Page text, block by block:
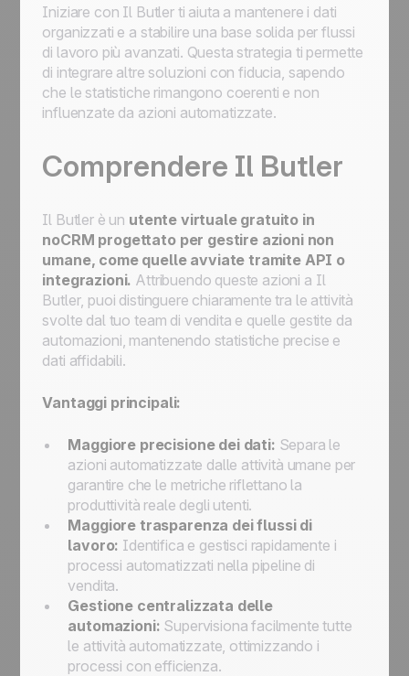
Iniziare con Il Butlerti aiuta a mantenere i dati
organizzati e a stabilire una base solida per flussi
di lavoro più avanzati. Questa strategia ti permette
di integrare altre soluzioni con fiducia, sapendo
che le statistiche rimangono coerenti e non
influenzate da azioni automatizzate.
Comprendere Il Butler
Il Butlerè un utente virtuale gratuito in
noCRM progettato per gestire azioni non
umane, come quelle avviate tramite API o
integrazioni. Attribuendo queste azioni a Il
Butler, puoi distinguere chiaramente tra le attività
svolte dal tuo team di vendita e quelle gestite da
automazioni, mantenendo statistiche precise e
dati affidabili.
Vantaggi principali:
Maggiore precisione dei dati: Separa le
azioni automatizzate dalle attività umane per
garantire che le metriche riflettano la
produttività reale degli utenti.
Maggiore trasparenza dei flussi di
lavoro: Identifica e gestisci rapidamente i
processi automatizzati nella pipeline di
vendita.
Gestione centralizzata delle
automazioni: Supervisiona facilmente tutte
le attività automatizzate, ottimizzando i
processi con efficienza.